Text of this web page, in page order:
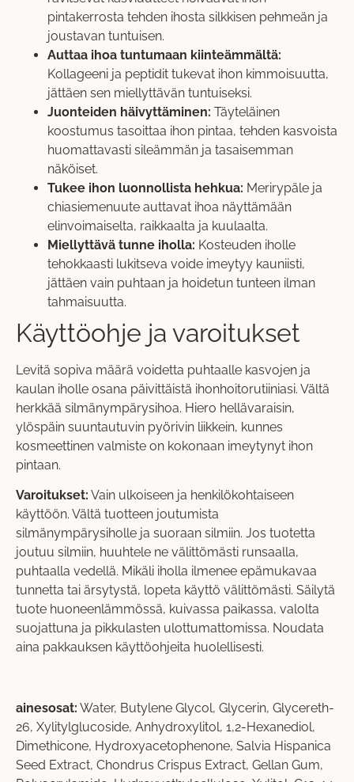
pintakerrosta tehden ihosta silkkisen pehmeän ja
joustavan tuntuisen.
Auttaa ihoa tuntumaan kiinteämmältä:
Kollageeni ja peptidit tukevat ihon kimmoisuutta,
jättäen sen miellyttävän tuntuiseksi.
Juonteiden häivyttäminen: Täyteläinen
koostumus tasoittaa ihon pintaa, tehden kasvoista
huomattavasti sileämmän ja tasaisemman
näköiset.
Tukee ihon luonnollista hehkua: Merirypäle ja
chiasiemenuute auttavat ihoa näyttämään
elinvoimaiselta, raikkaalta ja kuulaalta.
Miellyttävä tunne iholla: Kosteuden iholle
tehokkaasti lukitseva voide imeytyy kauniisti,
jättäen vain puhtaan ja hoidetun tunteen ilman
tahmaisuutta.
Käyttöohje ja varoitukset
Levitä sopiva määrä voidetta puhtaalle kasvojen ja
kaulan iholle osana päivittäistä ihonhoitorutiiniasi. Vältä
herkkää silmänympärysihoa. Hiero hellävaraisin,
ylöspäin suuntautuvin pyörivin liikkein, kunnes
kosmeettinen valmiste on kokonaan imeytynyt ihon
pintaan.
Varoitukset: Vain ulkoiseen ja henkilökohtaiseen
käyttöön. Vältä tuotteen joutumista
silmänympärysiholle ja suoraan silmiin. Jos tuotetta
joutuu silmiin, huuhtele ne välittömästi runsaalla,
puhtaalla vedellä. Mikäli iholla ilmenee epämukavaa
tunnetta tai ärsytystä, lopeta käyttö välittömästi. Säilytä
tuote huoneenlämmössä, kuivassa paikassa, valolta
suojattuna ja pikkulasten ulottumattomissa. Noudata
aina pakkauksen käyttöohjeita huolellisesti.
ainesosat: Water, Butylene Glycol, Glycerin, Glycereth-
26, Xylitylglucoside, Anhydroxylitol, 1,2-Hexanediol,
Dimethicone, Hydroxyacetophenone, Salvia Hispanica
Seed Extract, Chondrus Crispus Extract, Gellan Gum,